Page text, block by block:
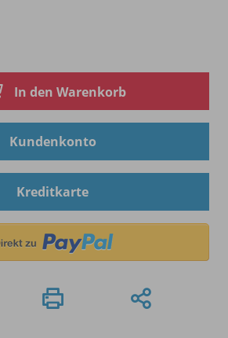
In den Warenkorb
Kundenkonto
Kreditkarte